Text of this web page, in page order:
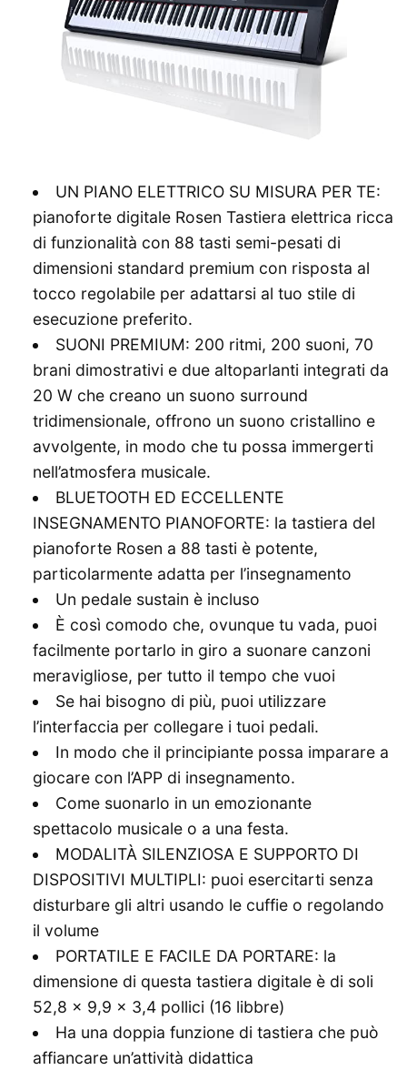
UN PIANO ELETTRICO SU MISURA PER TE:
pianoforte digitale Rosen Tastiera elettrica ricca
di funzionalità con 88 tasti semi-pesati di
dimensioni standard premium con risposta al
tocco regolabile per adattarsi al tuo stile di
esecuzione preferito.
SUONI PREMIUM: 200 ritmi, 200 suoni, 70
brani dimostrativi e due altoparlanti integrati da
20 W che creano un suono surround
tridimensionale, offrono un suono cristallino e
avvolgente, in modo che tu possa immergerti
nell’atmosfera musicale.
BLUETOOTH ED ECCELLENTE
INSEGNAMENTO PIANOFORTE: la tastiera del
pianoforte Rosen a 88 tasti è potente,
particolarmente adatta per l’insegnamento
Un pedale sustain è incluso
È così comodo che, ovunque tu vada, puoi
facilmente portarlo in giro a suonare canzoni
meravigliose, per tutto il tempo che vuoi
Se hai bisogno di più, puoi utilizzare
l’interfaccia per collegare i tuoi pedali.
In modo che il principiante possa imparare a
giocare con l’APP di insegnamento.
Come suonarlo in un emozionante
spettacolo musicale o a una festa.
MODALITÀ SILENZIOSA E SUPPORTO DI
DISPOSITIVI MULTIPLI: puoi esercitarti senza
disturbare gli altri usando le cuffie o regolando
il volume
PORTATILE E FACILE DA PORTARE: la
dimensione di questa tastiera digitale è di soli
52,8 × 9,9 × 3,4 pollici (16 libbre)
Ha una doppia funzione di tastiera che può
affiancare un’attività didattica